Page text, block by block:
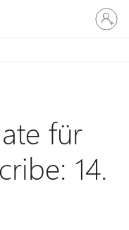
Bei
Ihrem
Konto
für
14.